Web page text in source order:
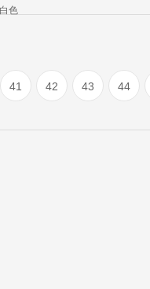
白色
41 42 43 44